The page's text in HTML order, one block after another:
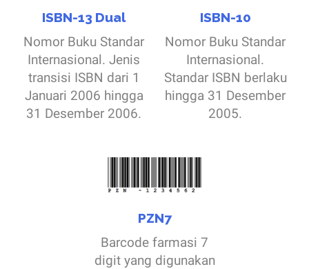
ISBN-13 Dual
Nomor Buku Standar
Internasional. Jenis
transisi ISBN dari 1
Januari 2006 hingga
31 Desember 2006.
ISBN-10
Nomor Buku Standar
Internasional.
Standar ISBN berlaku
hingga 31 Desember
2005.
PZN7
Barcode farmasi 7
digit yang digunakan